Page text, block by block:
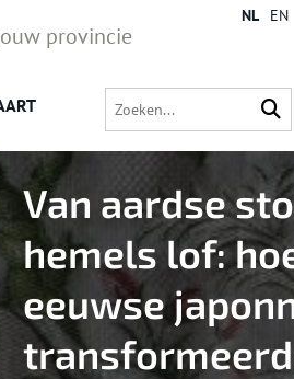
provincie
NL EN
Van aard­se
he­mels lof:
eeuw­se